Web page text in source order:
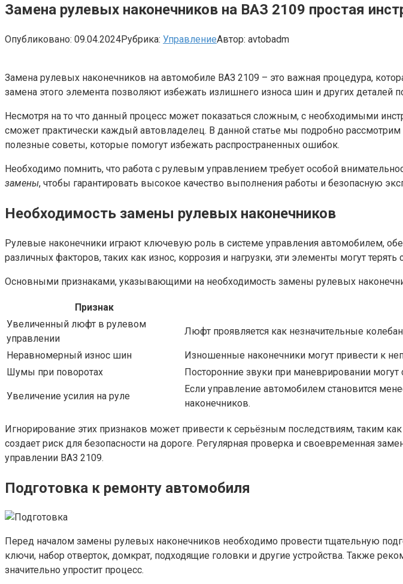
Замена рулевых наконечников на ВАЗ 2109 простая
Опубликовано: 09.04.2024Рубрика: УправлениеАвтор: avtobadm
Замена рулевых наконечников на автомобиле ВАЗ 2109 – это важная процедура,
замена этого элемента позволяют избежать излишнего износа шин и других
Несмотря на то что данный процесс может показаться сложным, с необходимыми
сможет практически каждый автовладелец. В данной статье мы подробно
полезные советы, которые помогут избежать распространенных ошибок.
Необходимо помнить, что работа с рулевым управлением требует особой
замены, чтобы гарантировать высокое качество выполнения работы и безопасную
Необходимость замены рулевых наконечников
Рулевые наконечники играют ключевую роль в системе управления автомобилем,
различных факторов, таких как износ, коррозия и нагрузки, эти элементы могут
Основными признаками, указывающими на необходимость замены рулевых
Признак
Увеличенный люфт в рулевом
управлении
Люфт проявляется как незначительные
Неравномерный износ шин
Изношенные наконечники могут привести к
Шумы при поворотах
Посторонние звуки при маневрировании
Увеличение усилия на руле
Если управление автомобилем становится
наконечников.
Игнорирование этих признаков может привести к серьёзным последствиям, таким
создает риск для безопасности на дороге. Регулярная проверка и своевременная
управлении ВАЗ 2109.
Подготовка к ремонту автомобиля
Перед началом замены рулевых наконечников необходимо провести тщательную
ключи, набор отверток, домкрат, подходящие головки и другие устройства. Также
значительно упростит процесс.